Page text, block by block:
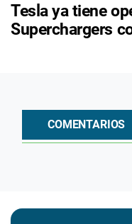
Tesla ya tiene
Superchargers
COMENTARIOS